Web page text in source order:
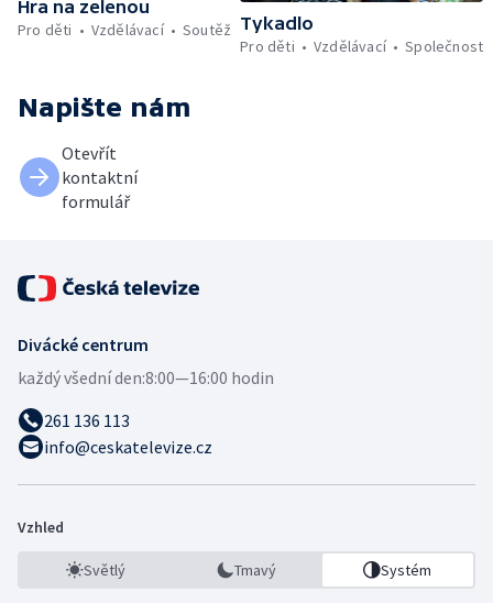
Hra na zelenou
Pro děti
Vzdělávací Soutěž Tykadlo
Pro děti
Vzdělávací Společnost
Napište nám
Otevřít
kontaktní
formulář
Divácké centrum
každý všední den:8:00—16:00 hodin
261 136 113
info@ceskatelevize.cz
Vzhled
Světlý Tmavý Systém